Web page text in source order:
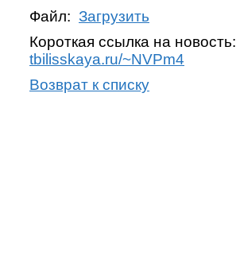
Файл: Загрузить
Короткая ссылка на новость:
tbilisskaya.ru/~NVPm4
Возврат к списку